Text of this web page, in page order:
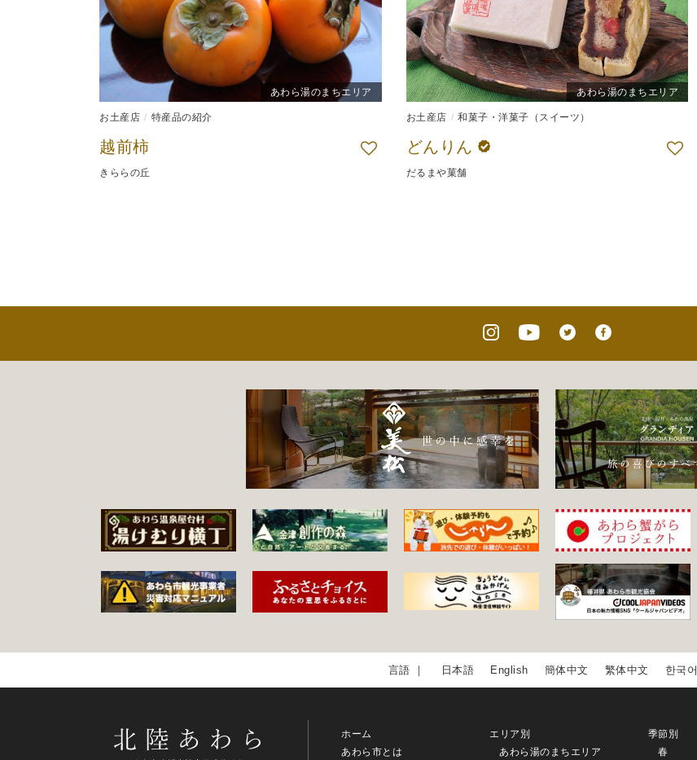
あわら湯のまちエリア
お土産店 特産品の紹介
越前柿
きららの丘
あわら湯のまちエリア
お土産店 和菓子・洋菓子（スイーツ）
どんりん
だるまや菓舗
日本語 English 簡体中文 繁体中文 한국어
ホーム
あわら市とは
エリア別
あわら湯のまちエリア
季節別
春